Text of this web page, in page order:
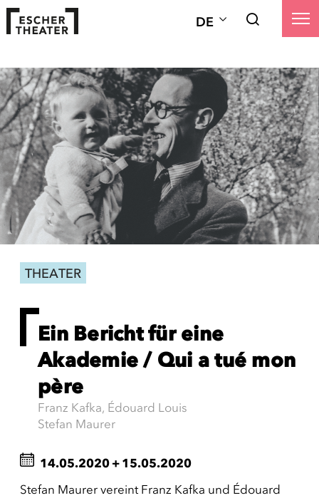
DE
THEATER
Ein Bericht für eine
Akademie / Qui a tué mon
père
Franz Kafka, Édouard Louis
Stefan Maurer
14.05.2020 + 15.05.2020
Stefan Maurer vereint Franz Kafka und Édouard